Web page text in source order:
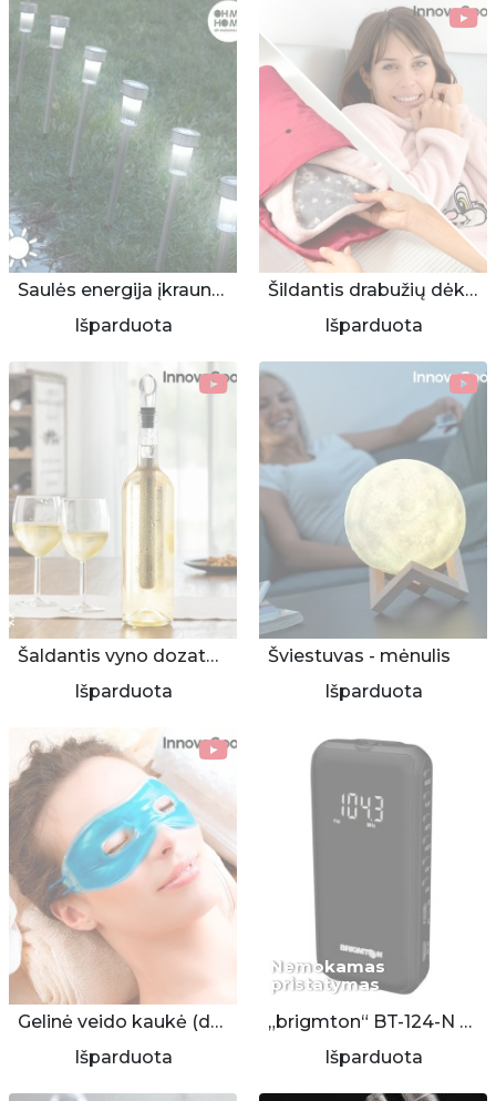
Saulės energija įkraunamos lempos 7 vnt.
Išparduota
Šildantis drabužių dėklas
Išparduota
Šaldantis vyno dozatorius
Išparduota
Šviestuvas - mėnulis
Išparduota
Gelinė veido kaukė (daugkartinė)
Išparduota
Nemokamas
pristatymas
„brigmton“ BT-124-N skaitmeninis radijas/grotuvas
Išparduota